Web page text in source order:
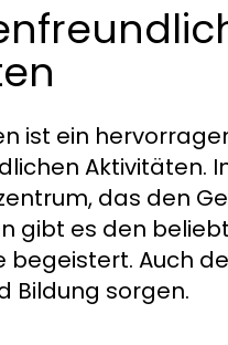
ist ein
Aktivitäten.
das den
gibt es den
begeistert. Auch
Bildung sorgen.